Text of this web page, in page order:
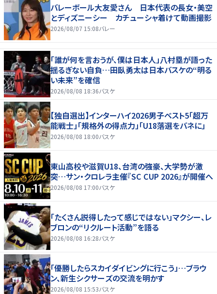
バレーボール大友愛さん 日本代表の長女・美空
とディズニーシー カチューシャ着けて動画撮影
2026/08/07 15:08バレー
「誰が何を言おうが、僕は日本人」八村塁が語った
揺るぎない自負…田臥勇太は日本バスケの“明る
い未来”を確信
2026/08/08 18:36バスケ
【独自選出】インターハイ2026男子ベスト5「超万
能戦士」「規格外の得点力」「U18落選をバネに」
2026/08/08 18:00バスケ
東山高校や滋賀U18、台湾の強豪、大学勢が激
突…サン・クロレラ主催『SC CUP 2026』が開催へ
2026/08/08 17:00バスケ
「たくさん説得したって感じではない」マクシー、レ
ブロンの“リクルート活動”を語る
2026/08/08 16:28バスケ
「優勝したらスカイダイビングに行こう」…ブラウ
ン、新生シクサーズの交流を明かす
2026/08/08 15:53バスケ